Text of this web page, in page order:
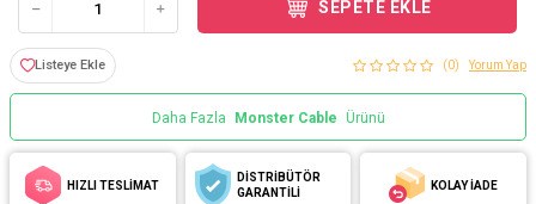
SEPETE EKLE
Listeye Ekle (0) Yorum Yap
Daha Fazla Monster Cable Ürünü
HIZLI TESLİMAT
DİSTRİBÜTÖR
GARANTİLİ
KOLAY İADE